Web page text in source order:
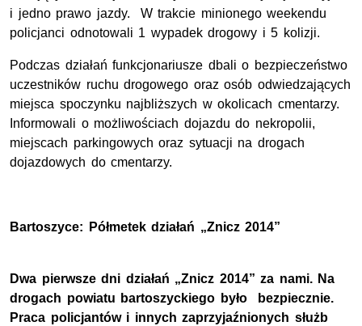
i jedno prawo jazdy. W trakcie minionego weekendu
policjanci odnotowali 1 wypadek drogowy i 5 kolizji.
Podczas działań funkcjonariusze dbali o bezpieczeństwo
uczestników ruchu drogowego oraz osób odwiedzających
miejsca spoczynku najbliższych w okolicach cmentarzy.
Informowali o możliwościach dojazdu do nekropolii,
miejscach parkingowych oraz sytuacji na drogach
dojazdowych do cmentarzy.
Bartoszyce: Półmetek działań „Znicz 2014”
Dwa pierwsze dni działań „Znicz 2014” za nami. Na
drogach powiatu bartoszyckiego było bezpiecznie.
Praca policjantów i innych zaprzyjaźnionych służb